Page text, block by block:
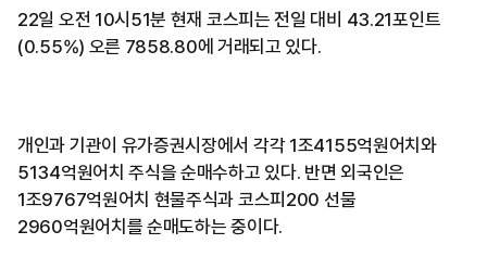
22일 오전 10시51분 현재 코스피는 전일 대비 43.21포인트
(0.55%) 오른 7858.80에 거래되고 있다.
개인과 기관이 유가증권시장에서 각각 1조4155억원어치와
5134억원어치 주식을 순매수하고 있다. 반면 외국인은
1조9767억원어치 현물주식과 코스피200 선물
2960억원어치를 순매도하는 중이다.